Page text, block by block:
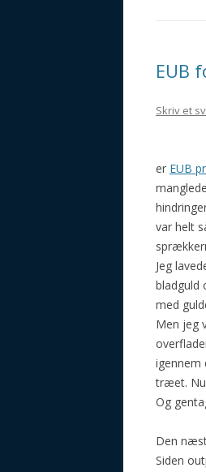
EUB
Skriv et
er EUB
var helt
Jeg
bladguld
med
Men jeg
igennem
træet. Nu
Og
Den
Siden